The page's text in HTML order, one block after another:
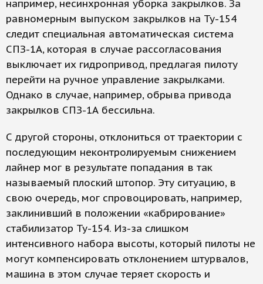
например, несинхронная уборка закрылков. За
равномерным выпуском закрылков на Ту-154
следит специальная автоматическая система
СПЗ-1А, которая в случае рассогласования
выключает их гидропривод, предлагая пилоту
перейти на ручное управление закрылками.
Однако в случае, например, обрыва привода
закрылков СПЗ-1А бессильна.
С другой стороны, отклониться от траектории с
последующим неконтролируемым снижением
лайнер мог в результате попадания в так
называемый плоский штопор. Эту ситуацию, в
свою очередь, мог спровоцировать, например,
заклинивший в положении «кабрирование»
стабилизатор Ту-154. Из-за слишком
интенсивного набора высоты, который пилоты не
могут компенсировать отклонением штурвалов,
машина в этом случае теряет скорость и